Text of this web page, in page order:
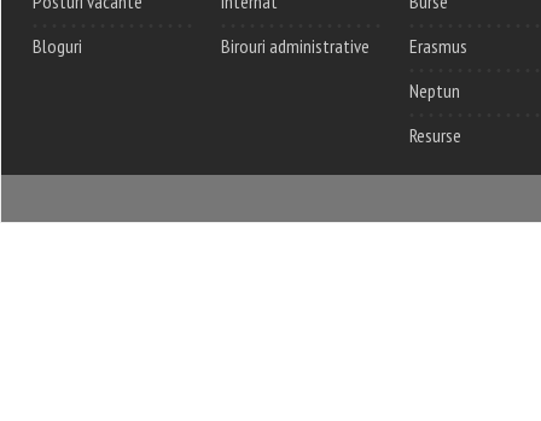
Bloguri
Birouri administrative
Erasmus
Neptun
Resurse